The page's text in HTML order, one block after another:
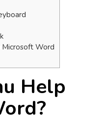
Microsoft Word
Help